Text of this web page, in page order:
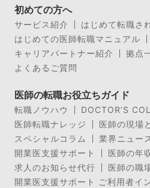
初めての方へ
サービス紹介
はじめて転職さ
はじめての医師転職マニュアル
キャリアパートナー紹介
拠点
よくあるご質問
医師の転職お役立ちガイド
転職ノウハウ
DOCTOR’S
医師転職ナレッジ
医師の現場
スペシャルコラム
業界ニュー
開業医支援サポート
医師の年
求人のお知らせ代行
医師の職
開業医支援サポート ご利用者イ